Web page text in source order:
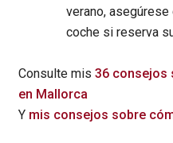
verano,
coche si reserva
Consulte mis36 consejos
en Mallorca
Y mis consejos sobre